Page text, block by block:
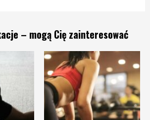
– mogą Cię zainteresować